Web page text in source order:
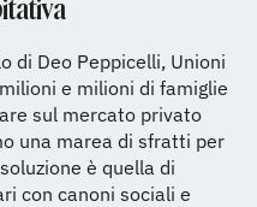
di Deo Peppicelli, Unioni
e milioni di famiglie
sul mercato privato
una marea di sfratti per
è quella di
con canoni sociali e